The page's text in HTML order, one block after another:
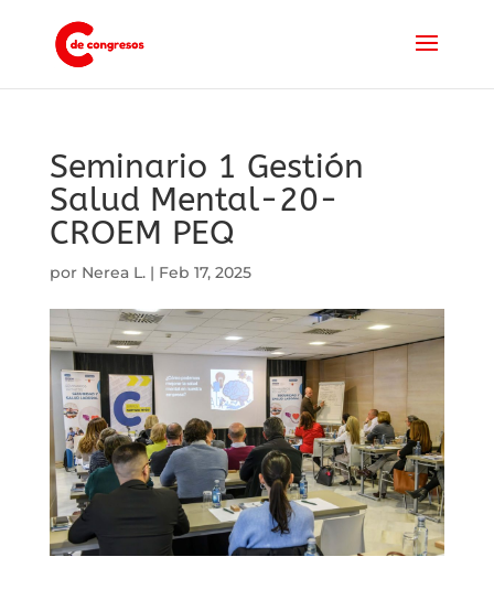
Seminario 1 Gestión
Salud Mental-20-
CROEM PEQ
por Nerea L.| Feb 17, 2025